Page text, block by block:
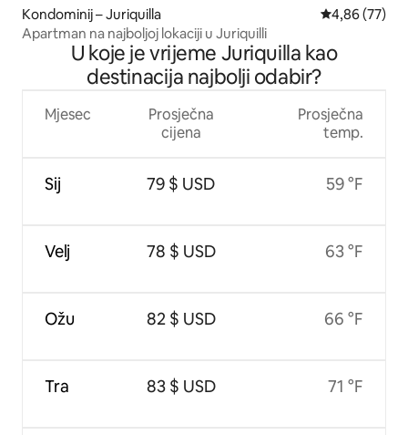
Kondominij – Juriquilla Prosječna
4,86 (77)
Apartman na najboljoj lokaciji u Juriquilli
U koje je vrijeme Juriquilla kao
destinacija najbolji odabir?
Mjesec
Sij
Velj
Ožu
Tra
Prosječna
cijena
79 $ USD
78 $ USD
82 $ USD
83 $ USD
Prosječna
temp.
59 °F
63 °F
66 °F
71 °F